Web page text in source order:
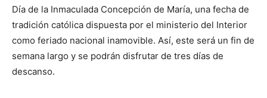
Día de la Inmaculada Concepción de María, una fecha de
tradición católica dispuesta por el ministerio del Interior
como feriado nacional inamovible. Así, este será un fin de
semana largo y se podrán disfrutar de tres días de
descanso.